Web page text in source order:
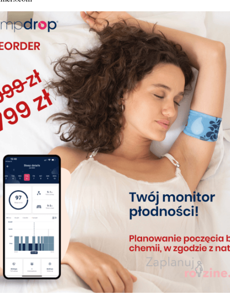
What are your Feelings
Updated on 18/04/2021
Live Q&A
Algorytm Tempdrop
do 12.2022
Regulamin
Blog
Kontakt
Moje konto
Sklep